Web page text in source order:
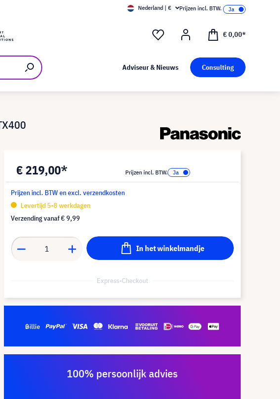
Nederland | € Prijzen incl. BTW.
€ 0,00*
Adviseur & Nieuws Consulting
€ 219,00* Prijzen incl. BTW.
Prijzen incl. BTW en excl. verzendkosten
Levertijd 5-8 werkdagen
Verzending vanaf€ 9,99
In het winkelmandje
Express-Checkout
100% persoonlijk advies